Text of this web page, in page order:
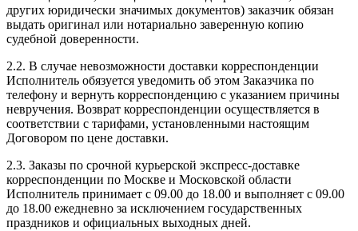
других юридически значимых документов) заказчик обязан
выдать оригинал или нотариально заверенную копию
судебной доверенности.
2.2. В случае невозможности доставки корреспонденции
Исполнитель обязуется уведомить об этом Заказчика по
телефону и вернуть корреспонденцию с указанием причины
невручения. Возврат корреспонденции осуществляется в
соответствии с тарифами, установленными настоящим
Договором по цене доставки.
2.3. Заказы по срочной курьерской экспресс-доставке
корреспонденции по Москве и Московской области
Исполнитель принимает c 09.00 до 18.00 и выполняет с 09.00
до 18.00 ежедневно за исключением государственных
праздников и официальных выходных дней.